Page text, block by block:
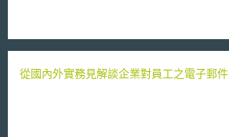
從國內外實務見解談企業對員工之電子郵